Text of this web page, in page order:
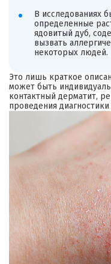
В исследованиях
определенные
ядовитый дуб,
вызвать
некоторых людей.
Это лишь краткое
может быть
контактный дерматит,
проведения